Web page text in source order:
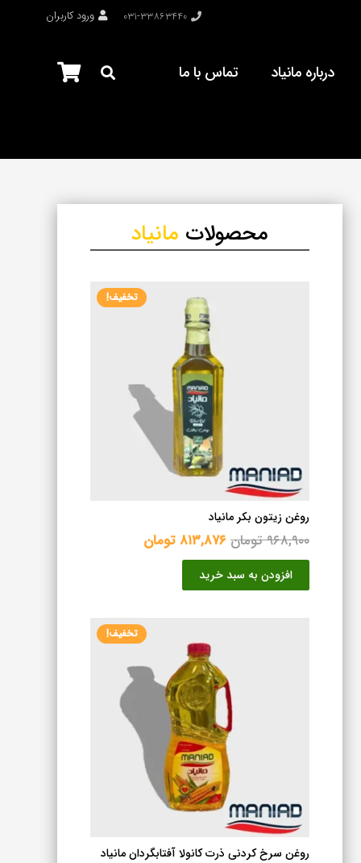
۰۳۱-۳۳۸۶۳۴۴۰ ورود کاربران
درباره مانیاد تماس با ما
محصولات مانیاد
تخفیف!
روغن زیتون بکر مانیاد
۹۶۸,۹۰۰تومان قیمت
اصلی
بود.
۸۱۳,۸۷۶تومان
افزودن به سبد خرید
تخفیف!
روغن سرخ کردنی ذرت کانولا آفتابگردان مانیاد